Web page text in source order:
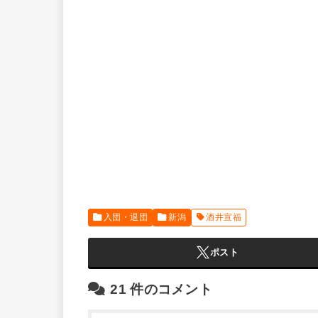
入団・退団 新潟 酒井宣福
ポスト
21 件のコメント